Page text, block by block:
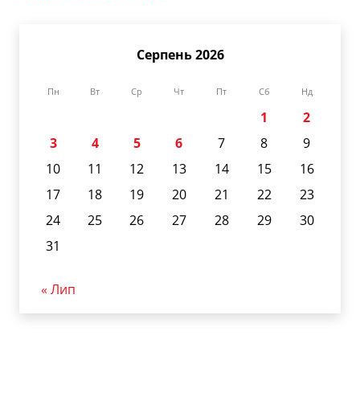
Серпень 2026
Пн Вт Ср Чт Пт Сб Нд
1
2
3
4 5 6 7 8
9
10
11 12 13 14 15
16
17
18 19 20 21 22
23
24
25 26 27 28 29
30
31
« Лип